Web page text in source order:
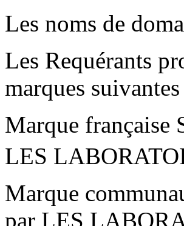
Les noms de
Les Requérants
marques
Marque française
LES
Marque
par LES